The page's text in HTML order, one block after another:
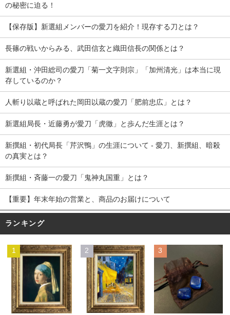
の秘密に迫る！
【保存版】新選組メンバーの愛刀を紹介！現存する刀とは？
長篠の戦いからみる、武田信玄と織田信長の関係とは？
新選組・沖田総司の愛刀「菊一文字則宗」「加州清光」は本当に現
存しているのか？
人斬り以蔵と呼ばれた岡田以蔵の愛刀「肥前忠広」とは？
新選組局長・近藤勇が愛刀「虎徹」と歩んだ生涯とは？
新撰組・初代局長「芹沢鴨」の生涯について - 愛刀、新撰組、暗殺
の真実とは？
新撰組・斉藤一の愛刀「鬼神丸国重」とは？
【重要】年末年始の営業と、商品のお届けについて
ランキング
1 2 3